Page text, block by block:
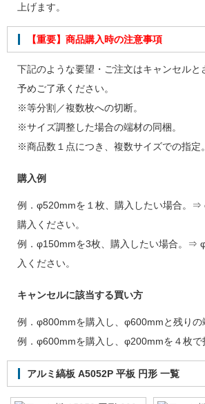
上げます。
【重要】商品購入時の注意事項
下記のような要望・ご注文はキャンセルと
予めご了承ください。
※等分割／複数枚への切断。
※サイズ調整した場合の端材の同梱。
※商品数１点につき、複数サイズでの指定。
購入例
例．φ520mmを１枚、購入したい場合。⇒
購入ください。
例．φ150mmを3枚、購入したい場合。⇒
入ください。
キャンセルに該当する買い方
例．φ800mmを購入し、φ600mmと残りの
例．φ600mmを購入し、φ200mmを４枚で
アルミ縞板 A5052P 平板 円形 一覧